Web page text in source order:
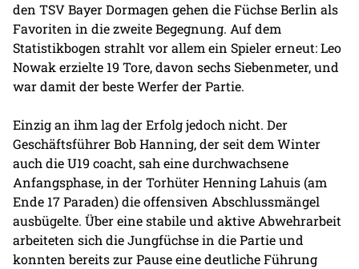
den TSV Bayer Dormagen gehen die Füchse Berlin als
Favoriten in die zweite Begegnung. Auf dem
Statistikbogen strahlt vor allem ein Spieler erneut: Leo
Nowak erzielte 19 Tore, davon sechs Siebenmeter, und
war damit der beste Werfer der Partie.
Einzig an ihm lag der Erfolg jedoch nicht. Der
Geschäftsführer Bob Hanning, der seit dem Winter
auch die U19 coacht, sah eine durchwachsene
Anfangsphase, in der Torhüter Henning Lahuis (am
Ende 17 Paraden) die offensiven Abschlussmängel
ausbügelte. Über eine stabile und aktive Abwehrarbeit
arbeiteten sich die Jungfüchse in die Partie und
konnten bereits zur Pause eine deutliche Führung